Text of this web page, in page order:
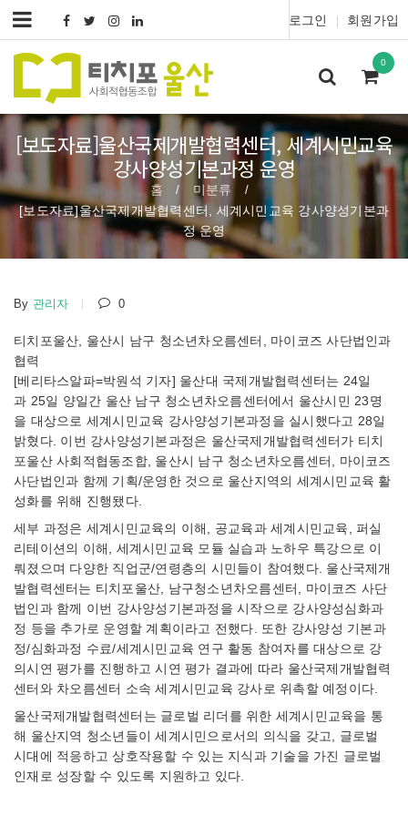
로그인 회원가입
0
[보도자료]울산국제개발협력센터, 세계시민교육
강사양성기본과정 운영
홈 / 미분류 /
[보도자료]울산국제개발협력센터, 세계시민교육 강사양성기본과
정 운영
By 관리자 0
티치포울산, 울산시 남구 청소년차오름센터, 마이코즈 사단법인과
협력
[베리타스알파=박원석 기자] 울산대 국제개발협력센터는 24일
과 25일 양일간 울산 남구 청소년차오름센터에서 울산시민 23명
을 대상으로 세계시민교육 강사양성기본과정을 실시했다고 28일
밝혔다. 이번 강사양성기본과정은 울산국제개발협력센터가 티치
포울산 사회적협동조합, 울산시 남구 청소년차오름센터, 마이코즈
사단법인과 함께 기획/운영한 것으로 울산지역의 세계시민교육 활
성화를 위해 진행됐다.
세부 과정은 세계시민교육의 이해, 공교육과 세계시민교육, 퍼실
리테이션의 이해, 세계시민교육 모듈 실습과 노하우 특강으로 이
뤄졌으며 다양한 직업군/연령층의 시민들이 참여했다. 울산국제개
발협력센터는 티치포울산, 남구청소년차오름센터, 마이코즈 사단
법인과 함께 이번 강사양성기본과정을 시작으로 강사양성심화과
정 등을 추가로 운영할 계획이라고 전했다. 또한 강사양성 기본과
정/심화과정 수료/세계시민교육 연구 활동 참여자를 대상으로 강
의시연 평가를 진행하고 시연 평가 결과에 따라 울산국제개발협력
센터와 차오름센터 소속 세계시민교육 강사로 위촉할 예정이다.
울산국제개발협력센터는 글로벌 리더를 위한 세계시민교육을 통
해 울산지역 청소년들이 세계시민으로서의 의식을 갖고, 글로벌
시대에 적응하고 상호작용할 수 있는 지식과 기술을 가진 글로벌
인재로 성장할 수 있도록 지원하고 있다.